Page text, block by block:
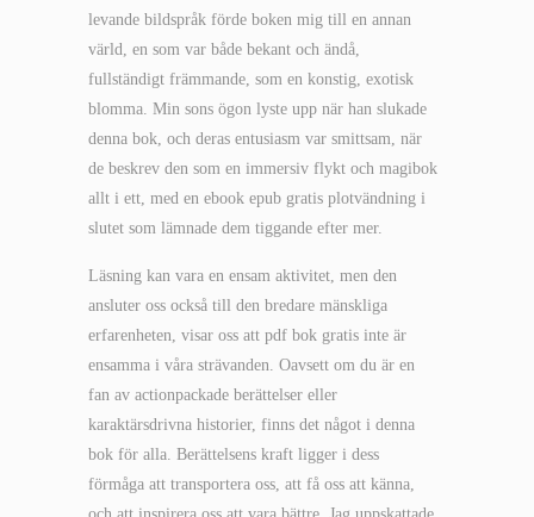
levande bildspråk förde boken mig till en annan
värld, en som var både bekant och ändå,
fullständigt främmande, som en konstig, exotisk
blomma. Min sons ögon lyste upp när han slukade
denna bok, och deras entusiasm var smittsam, när
de beskrev den som en immersiv flykt och magibok
allt i ett, med en ebook epub gratis plotvändning i
slutet som lämnade dem tiggande efter mer.
Läsning kan vara en ensam aktivitet, men den
ansluter oss också till den bredare mänskliga
erfarenheten, visar oss att pdf bok gratis inte är
ensamma i våra strävanden. Oavsett om du är en
fan av actionpackade berättelser eller
karaktärsdrivna historier, finns det något i denna
bok för alla. Berättelsens kraft ligger i dess
förmåga att transportera oss, att få oss att känna,